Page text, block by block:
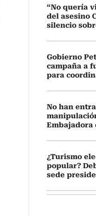
“No quería
del asesino
silencio
Gobierno
campaña a
para
No han
Embajadora
¿Turismo
popular?
sede